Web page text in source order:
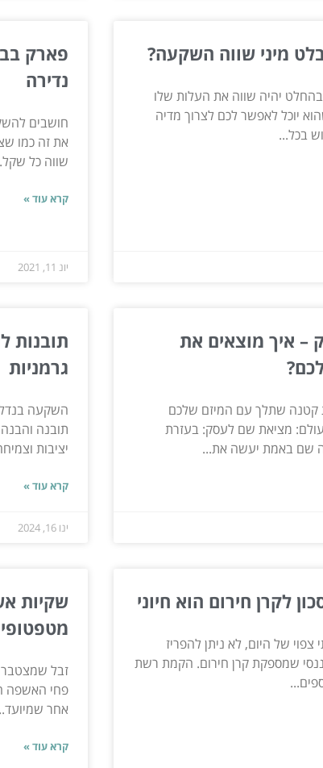
מיני שווה השקעה?
יהיה שווה את העלות שלו
יוכל לאפשר לכם לצרוך מדיה
בכל...
פארק
נדירה
חושבים
את זה כמו
שווה כל
קרא עוד »
יונ 11, 2021
– איך מוצאים את
שתלך עם המיזם שלכם
מציאת שם לעסק: בעזרת
שם באמת יעשה את...
תובנות
גרמניות
השקעה
תובנה
יציבות
קרא עוד »
ינו 16, 2024
לקרן חירום הוא חיוני
של היום, לא ניתן להפריז
שמספקת קרן חירום. הקמת רשת
שקיות
זבל שמצטבר
פחי האשפה
אחר
קרא עוד »